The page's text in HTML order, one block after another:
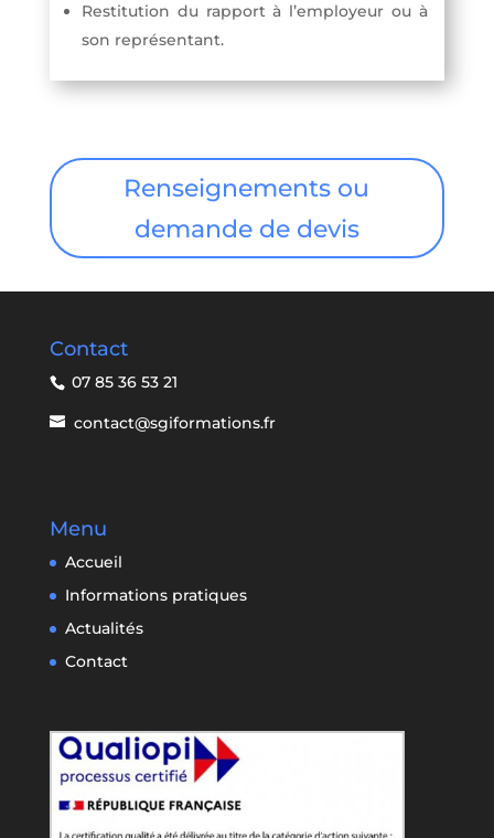
Restitution du rapport à l’employeur ou à
son représentant.
Renseignements ou
demande de devis
Contact
07 85 36 53 21
contact@sgiformations.fr
Menu
Accueil
Informations pratiques
Actualités
Contact